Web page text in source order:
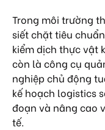
Trong môi trường
siết chặt tiêu
kiểm dịch thực vật
còn là công cụ
nghiệp chủ động
kế hoạch logistics
đoạn và nâng cao
tế.